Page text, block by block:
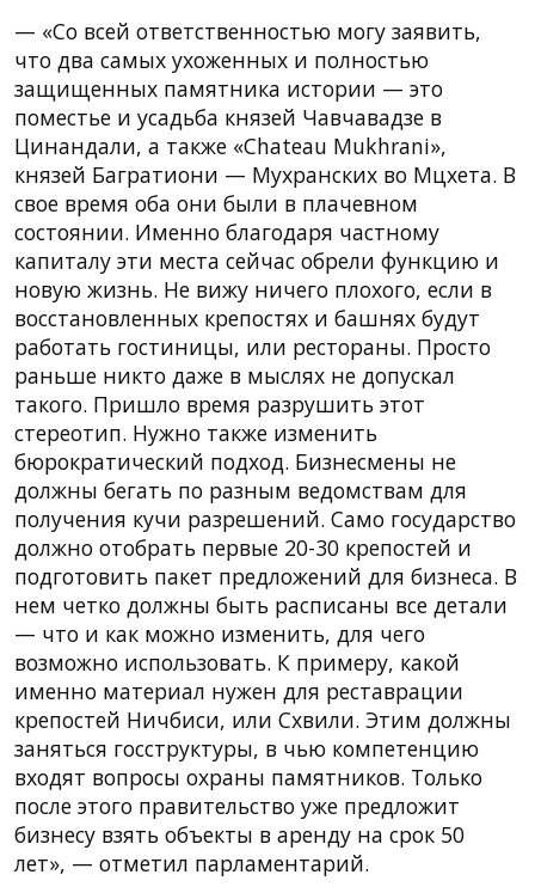
— «Со всей ответственностью могу заявить,
что два самых ухоженных и полностью
защищенных памятника истории — это
поместье и усадьба князей Чавчавадзе в
Цинандали, а также «Chateau Mukhrani»,
князей Багратиони — Мухранских во Мцхета. В
свое время оба они были в плачевном
состоянии. Именно благодаря частному
капиталу эти места сейчас обрели функцию и
новую жизнь. Не вижу ничего плохого, если в
восстановленных крепостях и башнях будут
работать гостиницы, или рестораны. Просто
раньше никто даже в мыслях не допускал
такого. Пришло время разрушить этот
стереотип. Нужно также изменить
бюрократический подход. Бизнесмены не
должны бегать по разным ведомствам для
получения кучи разрешений. Само государство
должно отобрать первые 20-30 крепостей и
подготовить пакет предложений для бизнеса. В
нем четко должны быть расписаны все детали
— что и как можно изменить, для чего
возможно использовать. К примеру, какой
именно материал нужен для реставрации
крепостей Ничбиси, или Схвили. Этим должны
заняться госструктуры, в чью компетенцию
входят вопросы охраны памятников. Только
после этого правительство уже предложит
бизнесу взять объекты в аренду на срок 50
лет», — отметил парламентарий.